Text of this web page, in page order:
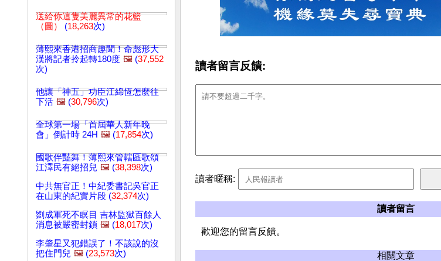
送給你這隻美麗異常的花籃
（圖）
(18,263次)
薄熙來香港招商趣聞！命彪形大
漢將記者拎起轉180度 🖼️ (37,552
次)
他讓「神五」功臣江綿恆怎麼往
下活 🖼️ (30,796次)
全球第一場「首屆華人新年晚
會」倒計時 24H 🖼️ (17,854次)
國歌伴豔舞！薄熙來管轄區歌頌
江澤民有絕招兒 🖼️ (38,398次)
中共無官正！中紀委書記吳官正
在山東的紀實片段 (32,374次)
劉成軍死不瞑目 吉林監獄百餘人
消息被嚴密封鎖 🖼️ (18,017次)
李肇星又犯錯誤了！不該說的沒
把住門兒 🖼️ (23,573次)
讀者留言反饋:
讀者暱稱:
讀者留言
歡迎您的留言反饋。
相關文章